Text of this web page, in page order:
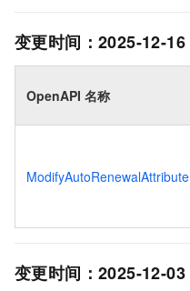
变更时间： 2025-12-16
OpenAPI 名称
ModifyAutoRenewalAttribute
变更时间： 2025-12-03